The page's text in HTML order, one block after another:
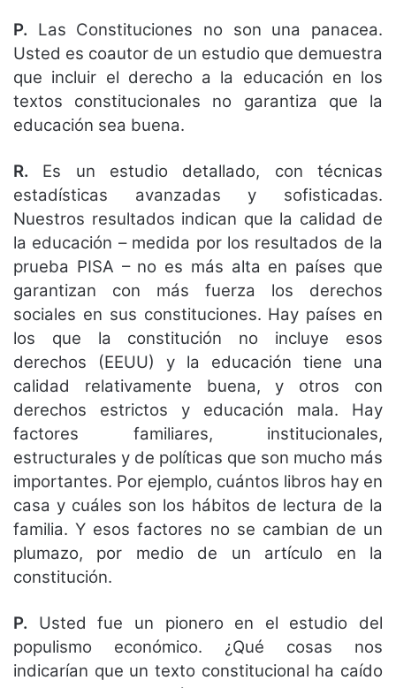
P. Las Constituciones no son una panacea.
Usted es coautor de un estudio que demuestra
que incluir el derecho a la educación en los
textos constitucionales no garantiza que la
educación sea buena.
R. Es un estudio detallado, con técnicas
estadísticas avanzadas y sofisticadas.
Nuestros resultados indican que la calidad de
la educación – medida por los resultados de la
prueba PISA – no es más alta en países que
garantizan con más fuerza los derechos
sociales en sus constituciones. Hay países en
los que la constitución no incluye esos
derechos (EEUU) y la educación tiene una
calidad relativamente buena, y otros con
derechos estrictos y educación mala. Hay
factores familiares, institucionales,
estructurales y de políticas que son mucho más
importantes. Por ejemplo, cuántos libros hay en
casa y cuáles son los hábitos de lectura de la
familia. Y esos factores no se cambian de un
plumazo, por medio de un artículo en la
constitución.
P. Usted fue un pionero en el estudio del
populismo económico. ¿Qué cosas nos
indicarían que un texto constitucional ha caído